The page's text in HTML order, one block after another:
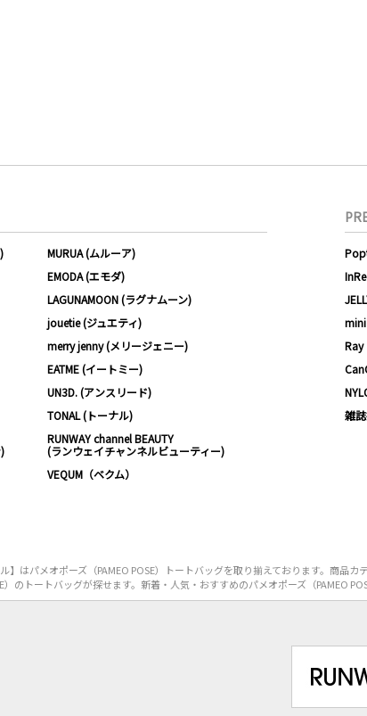
MURUA (ムルーア)
EMODA (エモダ)
LAGUNAMOON (ラグナムーン)
jouetie (ジュエティ)
merry jenny (メリージェニー)
EATME (イートミー)
UN3D. (アンスリード)
TONAL (トーナル)
RUNWAY channel BEAUTY
(ランウェイチャンネルビューティー)
VEQUM（ベクム）
mini
Ray
雑
はパメオポーズ（PAMEO POSE）トートバッグを取り揃えております。商品カ
のトートバッグが探せます。新着・人気・おすすめのパメオポーズ（PAMEO